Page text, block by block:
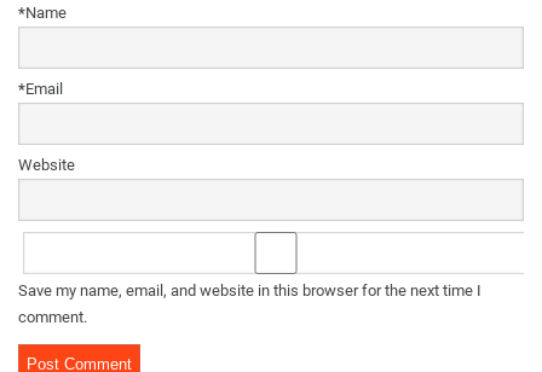
Name
*
Email
*
Website
Save my name, email, and website in this browser for the next time I
comment.